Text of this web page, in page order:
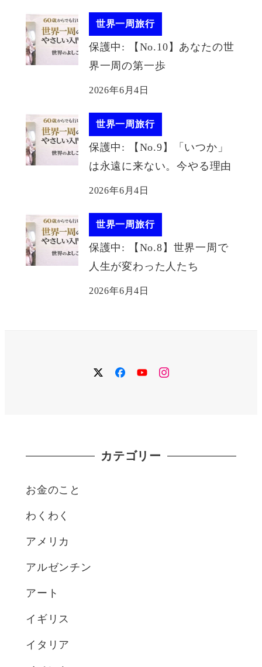
世界一周旅行
保護中: 【No.10】あなたの世
界一周の第一歩
2026年6月4日
世界一周旅行
保護中: 【No.9】「いつか」
は永遠に来ない。今やる理由
2026年6月4日
世界一周旅行
保護中: 【No.8】世界一周で
人生が変わった人たち
2026年6月4日
twitterfacebook
YouTubeinstagram
カテゴリー
お金のこと
わくわく
アメリカ
アルゼンチン
アート
イギリス
イタリア